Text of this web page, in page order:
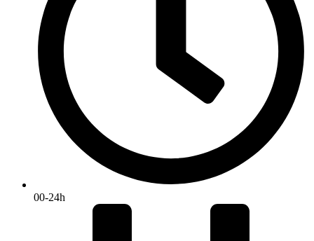
00-24h